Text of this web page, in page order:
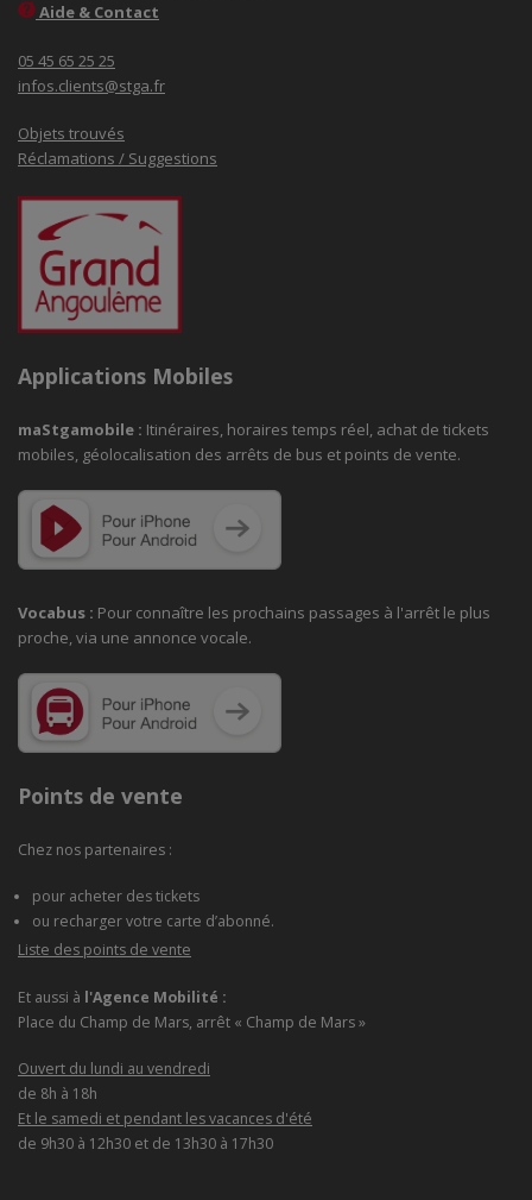
Aide & Contact
05 45 65 25 25
infos.clients@stga.fr
Objets trouvés
Réclamations / Suggestions
Applications Mobiles
maStgamobile : Itinéraires, horaires temps réel, achat de tickets
mobiles, géolocalisation des arrêts de bus et points de vente.
Vocabus : Pour connaître les prochains passages à l'arrêt le plus
proche, via une annonce vocale.
Points de vente
Chez nos partenaires :
pour acheter des tickets
ou recharger votre carte d’abonné.
Liste des points de vente
Et aussi à l'Agence Mobilité :
Place du Champ de Mars, arrêt « Champ de Mars »
Ouvert du lundi au vendredi
de 8h à 18h
Et le samedi et pendant les vacances d'été
de 9h30 à 12h30 et de 13h30 à 17h30